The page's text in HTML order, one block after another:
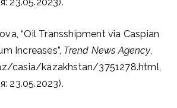
“Oil Transshipment via Caspian
Increases”, Trend News Agency,
casia/kazakhstan/3751278.html,
23.05.2023).